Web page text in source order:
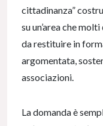
cittadinanza”
su un’area che
da restituire in
argomentata,
associazioni.
La domanda è